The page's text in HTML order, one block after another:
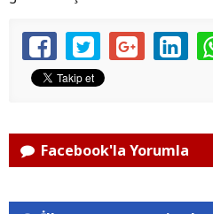
Facebook'la Yorumla